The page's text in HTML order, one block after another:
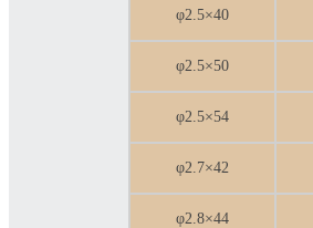
φ2.5×40
φ2.5×50
φ2.5×54
φ2.7×42
φ2.8×44